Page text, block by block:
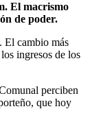
El macrismo
de poder.
El cambio más
ingresos de los
perciben
que hoy